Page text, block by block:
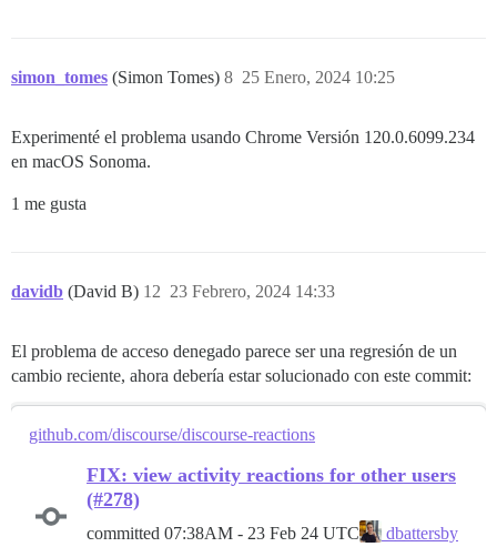
simon_tomes (Simon Tomes) 25 Enero, 2024 10:25
8
Experimenté el problema usando Chrome Versión 120.0.6099.234
en macOS Sonoma.
1 me gusta
davidb (David B) 23 Febrero, 2024 14:33
12
El problema de acceso denegado parece ser una regresión de un
cambio reciente, ahora debería estar solucionado con este commit:
github.com/discourse/discourse-reactions
FIX: view activity reactions for other users
(#278)
committed 07:38AM - 23 Feb 24 UTC
dbattersby